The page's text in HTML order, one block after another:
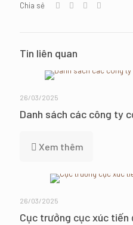
Chia sẻ
Tin liên quan
26/03/2025
Danh sách các công ty
Xem thêm
26/03/2025
Cục trưởng cục xúc tiến